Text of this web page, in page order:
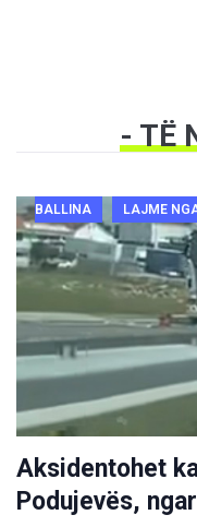
- TË
BALLINA LAJME
Aksidentohet
Podujevës,